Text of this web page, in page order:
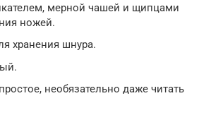
мерной чашей и щипцами
ножей.
хранения шнура.
необязательно даже читать